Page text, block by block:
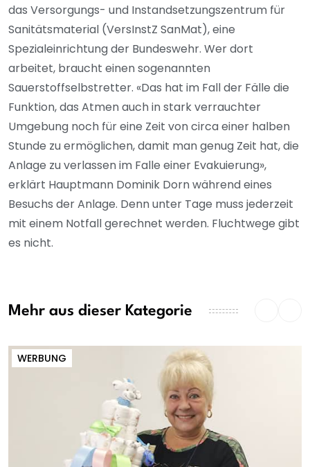
das Versorgungs- und Instandsetzungszentrum für
Sanitätsmaterial (VersInstZ SanMat), eine
Spezialeinrichtung der Bundeswehr. Wer dort
arbeitet, braucht einen sogenannten
Sauerstoffselbstretter. «Das hat im Fall der Fälle die
Funktion, das Atmen auch in stark verrauchter
Umgebung noch für eine Zeit von circa einer halben
Stunde zu ermöglichen, damit man genug Zeit hat, die
Anlage zu verlassen im Falle einer Evakuierung»,
erklärt Hauptmann Dominik Dorn während eines
Besuchs der Anlage. Denn unter Tage muss jederzeit
mit einem Notfall gerechnet werden. Fluchtwege gibt
es nicht.
Mehr aus dieser Kategorie
WERBUNG